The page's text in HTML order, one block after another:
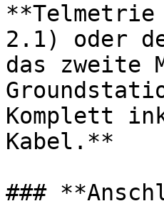
**Telmetrie
2.1) oder
das zweite
Komplett
Kabel.**
###